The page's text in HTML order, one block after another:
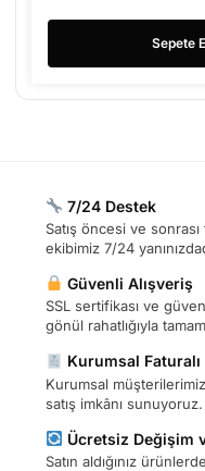
Sepete
7/24 Destek
Satış öncesi ve
ekibimiz 7/24
Güvenli Alışveriş
SSL sertifikası ve
gönül rahatlığıyla
Kurumsal Faturalı
Kurumsal
satış imkânı sunuyoruz.
Ücretsiz Değişim
Satın aldığınız